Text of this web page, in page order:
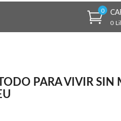
0
0
PARA VIVIR SIN